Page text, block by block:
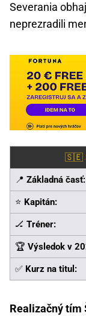
Severania
neprezradili
🇸🇪
📍 Základná časť:
⭐ Kapitán:
🏒 Tréner:
🏆 Výsledok v
✅ Kurz na titul:
Realizačný tím